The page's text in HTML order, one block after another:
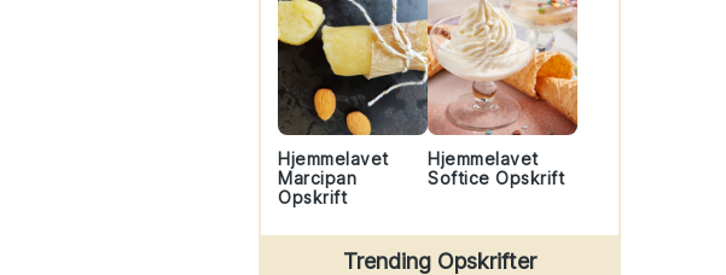
Hjemmelavet
Marcipan
Opskrift
Hjemmelavet
Softice Opskrift
Trending Opskrifter